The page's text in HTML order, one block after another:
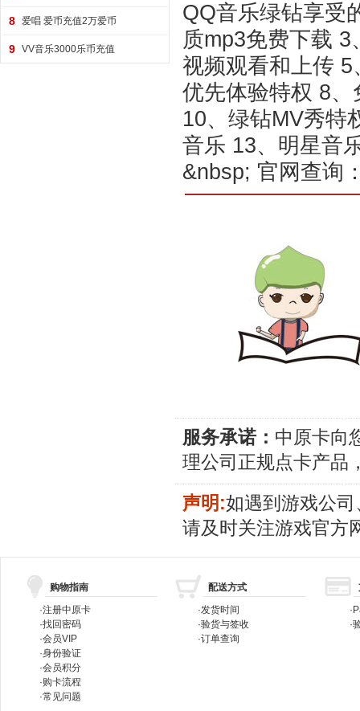
QQ音乐绿钻享受
质mp3免费下载
视频观看和上传
优先体验特权 8
10、绿钻MV秀特
音乐 13、明星音
&nbsp; 官网查询
服务承诺： 中原卡向
理公司正规点卡产品
声明:如遇到游戏公
请及时关注游戏官方
8 爱唱 爱币充值2万爱币
9 VV音乐3000乐币充值
购物指南
·注册中原卡
·找回密码
·会员VIP
·身份验证
·会员积分
·购卡流程
·常见问题
配送方式
·发货时间
·验货与签收
·订单查询
·
·